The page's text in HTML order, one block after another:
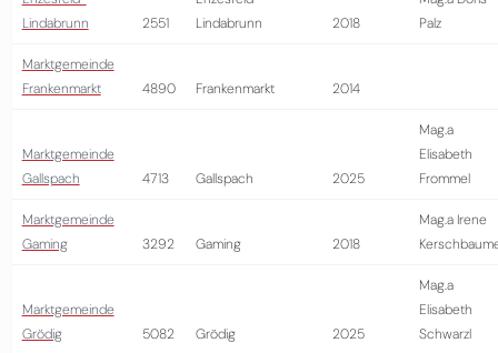
Lindabrunn
2551
Lindabrunn
2018
Palz
Marktgemeinde
Frankenmarkt
4890 Frankenmarkt 2014
Marktgemeinde
Gallspach
4713 Gallspach 2025
Mag.a
Elisabeth
Frommel
Marktgemeinde
Gaming
3292 Gaming 2018
Mag.a Irene
Marktgemeinde
Grödig
5082 Grödig 2025
Mag.a
Elisabeth
Schwarzl